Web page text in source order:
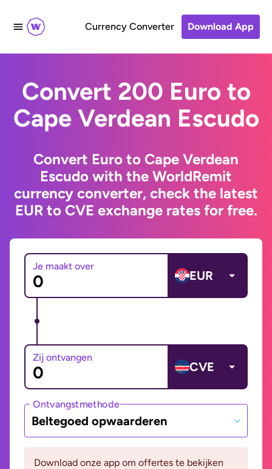
Currency Converter Download App
Convert 200 Euro to
Cape Verdean Escudo
Convert Euro to Cape Verdean
Escudo with the WorldRemit
currency converter, check the latest
EUR to CVE exchange rates for free.
Je maakt over
EUR
Zij ontvangen
CVE
Ontvangstmethode
Beltegoed opwaarderen
Download onze app om offertes te bekijken